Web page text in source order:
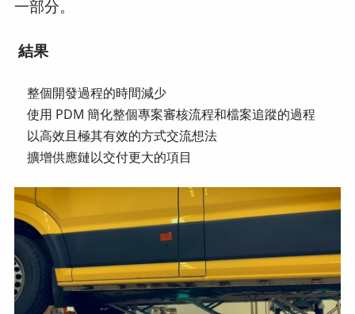
一部分。
結果
整個開發過程的時間減少
使用 PDM 簡化整個專案審核流程和檔案追蹤的過程
以高效且極其有效的方式交流想法
擴增供應鏈以交付更大的項目